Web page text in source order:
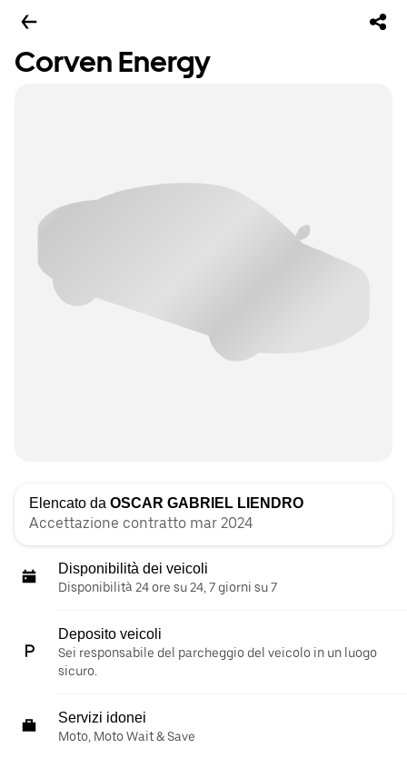
Corven Energy
Elencato da OSCAR GABRIEL LIENDRO
Accettazione contratto mar 2024
Disponibilità dei veicoli
Disponibilità 24 ore su 24, 7 giorni su 7
Deposito veicoli
Sei responsabile del parcheggio del veicolo in un luogo
sicuro.
Servizi idonei
Moto, Moto Wait & Save